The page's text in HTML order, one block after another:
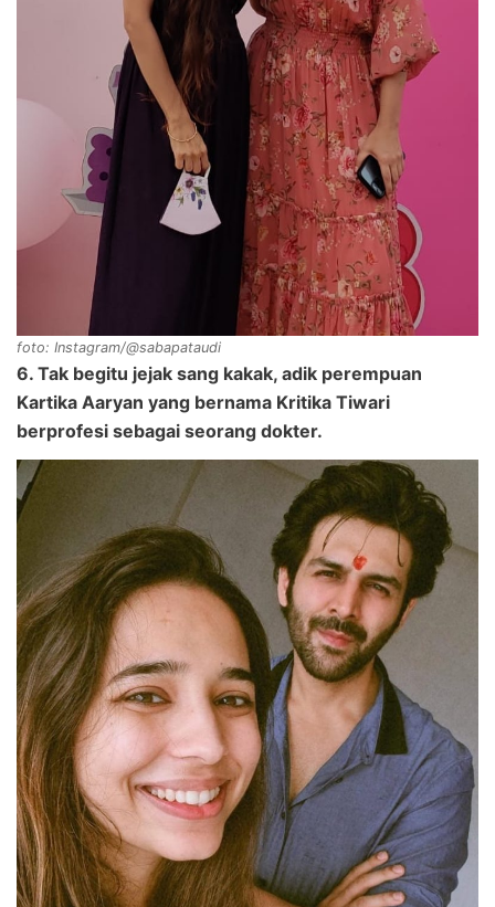
foto: Instagram/@sabapataudi
6. Tak begitu jejak sang kakak, adik perempuan
Kartika Aaryan yang bernama Kritika Tiwari
berprofesi sebagai seorang dokter.